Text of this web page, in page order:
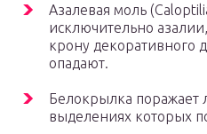
Азалевая моль
исключительно
крону декоративного
опадают.
Белокрылка поражает
выделениях которых